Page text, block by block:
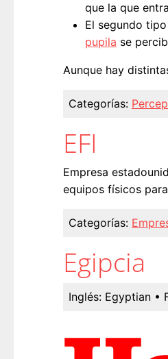
que la que
El segundo
pupila se
Aunque hay
Categorías:
EFI
Empresa
equipos físicos
Categorías:
Egipcia
Inglés: Egyptian •